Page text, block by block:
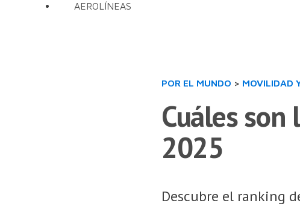
AEROLÍNEAS
POR EL MUNDO > MOVILIDAD
Cuáles
2025
Descubre el ranking